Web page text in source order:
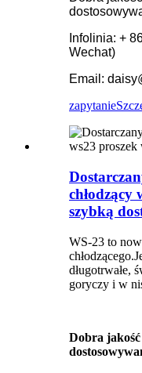
Infolinia: +
Wechat)
Email:
zapytanie
chłodzący
szybką
WS-23 to
długotrwałe,
goryczy i w
Dobra jakość